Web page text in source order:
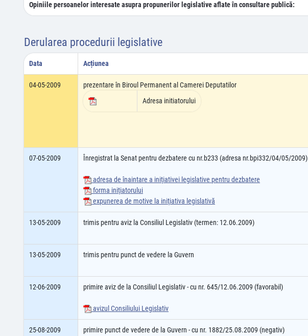
Opiniile persoanelor interesate asupra propunerilor legislative aflate în consultare publică:
Derularea procedurii legislative
Data Acțiunea
04-05-2009
prezentare în Biroul Permanent al Camerei Deputatilor
Adresa initiatorului
07-05-2009 Înregistrat la Senat pentru dezbatere cu nr.b233 (adresa nr.bpi332/04/05/2009)
adresa de înaintare a iniţiativei legislative pentru dezbatere
forma iniţiatorului
expunerea de motive la iniţiativa legislativă
13-05-2009 trimis pentru aviz la Consiliul Legislativ (termen: 12.06.2009)
13-05-2009 trimis pentru punct de vedere la Guvern
12-06-2009 primire aviz de la Consiliul Legislativ - cu nr. 645/12.06.2009 (favorabil)
avizul Consiliului Legislativ
25-08-2009 primire punct de vedere de la Guvern - cu nr. 1882/25.08.2009 (negativ)